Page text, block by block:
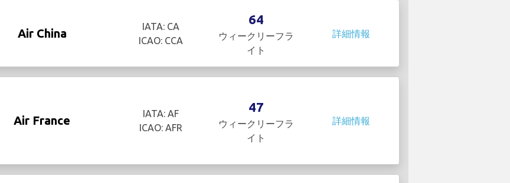
Air China
IATA: CA
ICAO: CCA
64
ウィークリーフラ
イト
詳細情報
Air France
IATA: AF
ICAO: AFR
47
ウィークリーフラ
イト
詳細情報